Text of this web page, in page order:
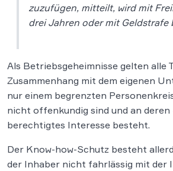
zuzufügen, mitteilt, wird mit
drei Jahren oder mit Geldstrafe
Als Betriebsgeheimnisse gelten alle
Zusammenhang mit dem eigenen
nur einem begrenzten
nicht offenkundig sind und an deren
berechtigtes Interesse besteht.
Der Know-how-Schutz besteht
der Inhaber nicht fahrlässig mit der